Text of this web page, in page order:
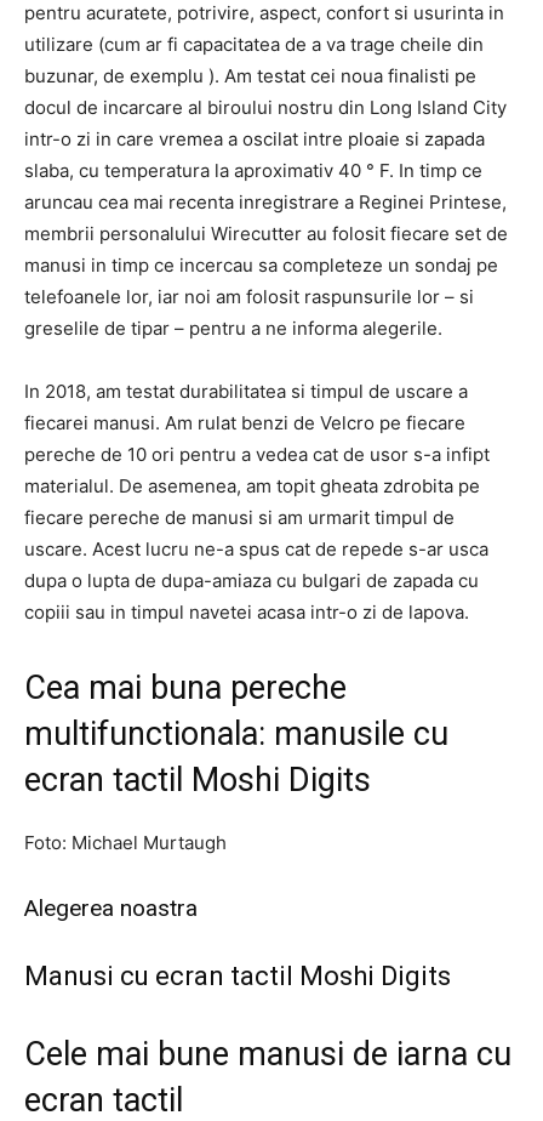
pentru acuratete, potrivire, aspect, confort si usurinta in
utilizare (cum ar fi capacitatea de a va trage cheile din
buzunar, de exemplu ). Am testat cei noua finalisti pe
docul de incarcare al biroului nostru din Long Island City
intr-o zi in care vremea a oscilat intre ploaie si zapada
slaba, cu temperatura la aproximativ 40 ° F. In timp ce
aruncau cea mai recenta inregistrare a Reginei Printese,
membrii personalului Wirecutter au folosit fiecare set de
manusi in timp ce incercau sa completeze un sondaj pe
telefoanele lor, iar noi am folosit raspunsurile lor – si
greselile de tipar – pentru a ne informa alegerile.
In 2018, am testat durabilitatea si timpul de uscare a
fiecarei manusi. Am rulat benzi de Velcro pe fiecare
pereche de 10 ori pentru a vedea cat de usor s-a infipt
materialul. De asemenea, am topit gheata zdrobita pe
fiecare pereche de manusi si am urmarit timpul de
uscare. Acest lucru ne-a spus cat de repede s-ar usca
dupa o lupta de dupa-amiaza cu bulgari de zapada cu
copiii sau in timpul navetei acasa intr-o zi de lapova.
Cea mai buna pereche
multifunctionala: manusile cu
ecran tactil Moshi Digits
Foto: Michael Murtaugh
Alegerea noastra
Manusi cu ecran tactil Moshi Digits
Cele mai bune manusi de iarna cu
ecran tactil